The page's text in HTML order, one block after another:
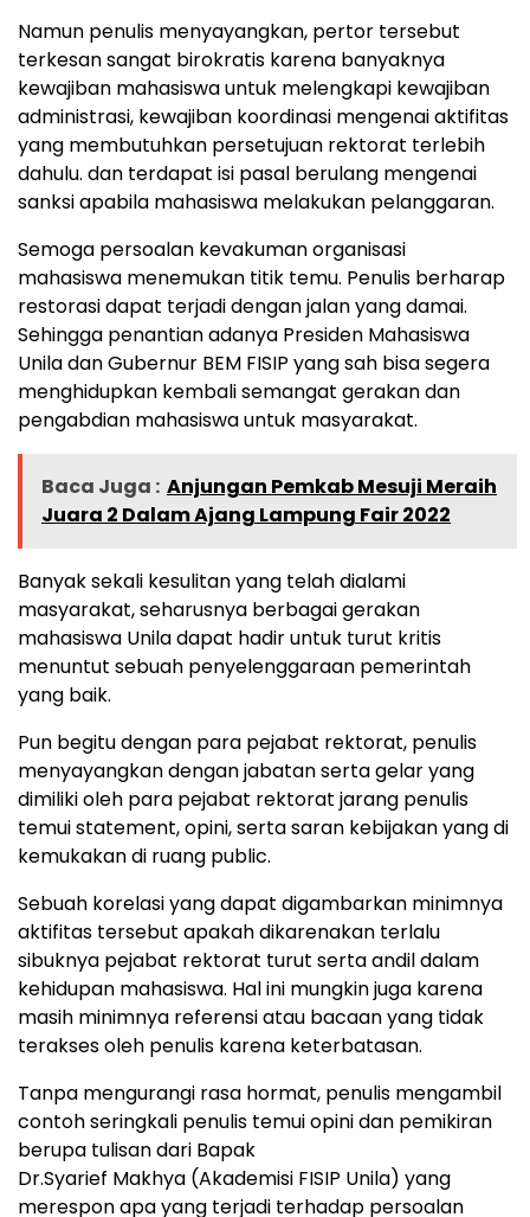
Namun penulis menyayangkan, pertor tersebut
terkesan sangat birokratis karena banyaknya
kewajiban mahasiswa untuk melengkapi kewajiban
administrasi, kewajiban koordinasi mengenai aktifitas
yang membutuhkan persetujuan rektorat terlebih
dahulu. dan terdapat isi pasal berulang mengenai
sanksi apabila mahasiswa melakukan pelanggaran.
Semoga persoalan kevakuman organisasi
mahasiswa menemukan titik temu. Penulis berharap
restorasi dapat terjadi dengan jalan yang damai.
Sehingga penantian adanya Presiden Mahasiswa
Unila dan Gubernur BEM FISIP yang sah bisa segera
menghidupkan kembali semangat gerakan dan
pengabdian mahasiswa untuk masyarakat.
Baca Juga : Anjungan Pemkab Mesuji Meraih
Juara 2 Dalam Ajang Lampung Fair 2022
Banyak sekali kesulitan yang telah dialami
masyarakat, seharusnya berbagai gerakan
mahasiswa Unila dapat hadir untuk turut kritis
menuntut sebuah penyelenggaraan pemerintah
yang baik.
Pun begitu dengan para pejabat rektorat, penulis
menyayangkan dengan jabatan serta gelar yang
dimiliki oleh para pejabat rektorat jarang penulis
temui statement, opini, serta saran kebijakan yang di
kemukakan di ruang public.
Sebuah korelasi yang dapat digambarkan minimnya
aktifitas tersebut apakah dikarenakan terlalu
sibuknya pejabat rektorat turut serta andil dalam
kehidupan mahasiswa. Hal ini mungkin juga karena
masih minimnya referensi atau bacaan yang tidak
terakses oleh penulis karena keterbatasan.
Tanpa mengurangi rasa hormat, penulis mengambil
contoh seringkali penulis temui opini dan pemikiran
berupa tulisan dari Bapak
Dr.Syarief Makhya (Akademisi FISIP Unila) yang
merespon apa yang terjadi terhadap persoalan